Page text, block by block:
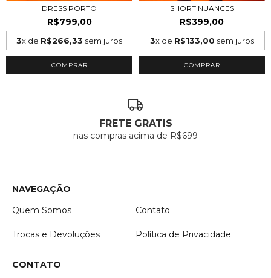
DRESS PORTO
R$799,00
3x de R$266,33 sem juros
COMPRAR
SHORT NUANCES
R$399,00
3x de R$133,00 sem juros
COMPRAR
FRETE GRATIS
nas compras acima de R$699
NAVEGAÇÃO
Quem Somos
Contato
Trocas e Devoluções Política de Privacidade
CONTATO